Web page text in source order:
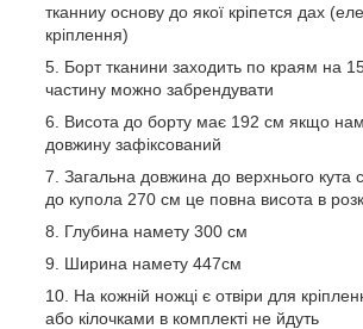
тканниу основу до якої кріпется дах
кріплення)
Борт тканини заходить по краям на
частину можно забрендувати
Висота до борту має 192 см якщо
довжину зафіксований
Загальна довжина до верхнього кута
до купола 270 см це повна висота в
Глубина намету 300 см
Ширина намету 447см
На кожній ножці є отвіри для
або кілочками в комплекті не йдуть